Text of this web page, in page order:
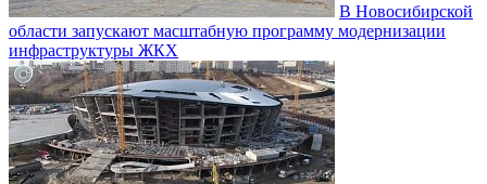
В Новосибирской
области запускают масштабную программу модернизации
инфраструктуры ЖКХ